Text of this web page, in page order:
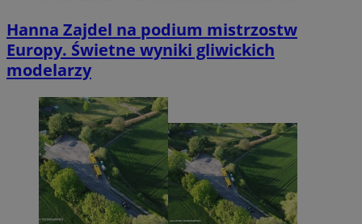
Hanna Zajdel na podium mistrzostw
Europy. Świetne wyniki gliwickich
modelarzy